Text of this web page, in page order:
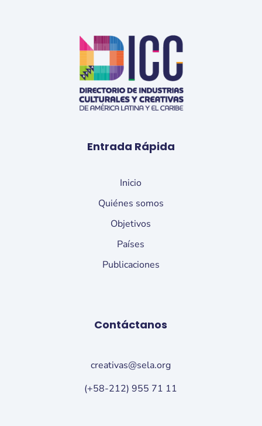
Entrada Rápida
Inicio
Quiénes somos
Objetivos
Países
Publicaciones
Contáctanos
creativas@sela.org
(+58-212) 955 71 11